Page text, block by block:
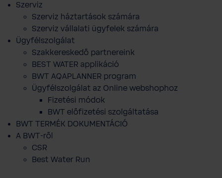
Szerviz
Szerviz háztartások számára
Szerviz vállalati ügyfelek számára
Ügyfélszolgálat
Szakkereskedő partnereink
BEST WATER applikáció
BWT AQAPLANNER program
Ügyfélszolgálat az Online webshophoz
Fizetési módok
BWT előfizetési szolgáltatása
BWT TERMÉK DOKUMENTÁCIÓ
A BWT-ről
CSR
Best Water Run